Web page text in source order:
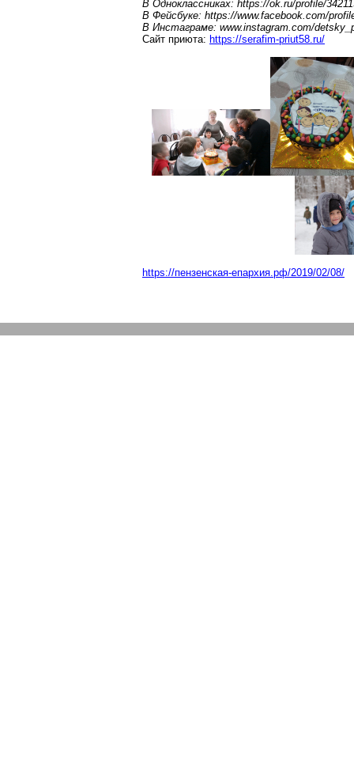
В Одноклассниках: https://ok.ru/profile/
В Фейсбуке: https://www.facebook.com/
В Инстаграме: www.instagram.com/
Сайт приюта: https://serafim-priut58.ru/
https://пензенская-епархия.рф/2019/02/08/